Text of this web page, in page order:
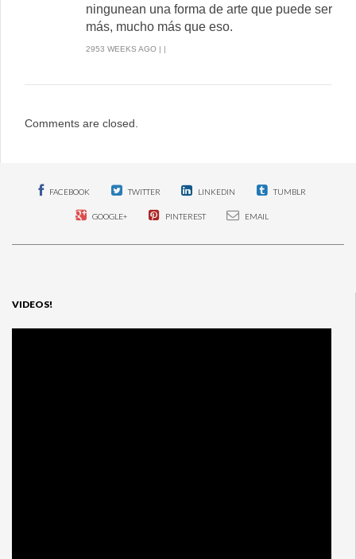
ningunean una forma de arte que puede ser
más, mucho más que eso.
2953 WEEKS AGO | |
Comments are closed.
FACEBOOK TWITTER LINKEDIN TUMBLR
GOOGLE+ PINTEREST EMAIL
VIDEOS!